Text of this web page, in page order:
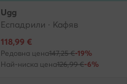
Ugg
Еспадрили · Кафяв
Актуална цена
118,99 €
Редовна цена147,25 €-19%
Най-ниска цена126,99 €-6%